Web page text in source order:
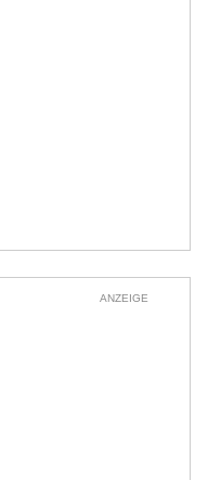
ANZEIGE